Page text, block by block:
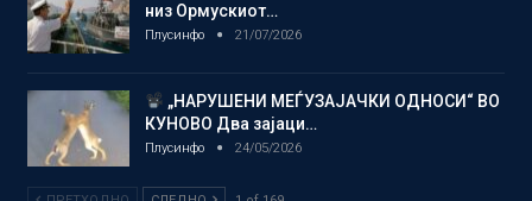
низ Ормускиот…
Плусинфо 21/07/2026
„НАРУШЕНИ МЕЃУЗАЈАЧКИ ОДНОСИ“ ВО
КУНОВО Два зајаци…
Плусинфо 24/05/2026